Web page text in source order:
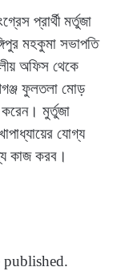
প্রার্থী মর্তুজা
মহকুমা সভাপতি
অফিস থেকে
ফুলতলা মোড়
মুর্তুজা
যোগ্য
কাজ করব।